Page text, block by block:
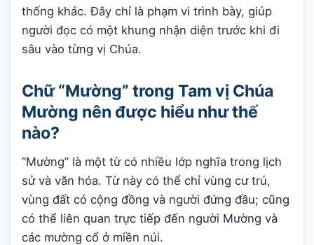
thống khác. Đây chỉ là phạm vi trình bày, giúp
người đọc có một khung nhận diện trước khi đi
sâu vào từng vị Chúa.
Chữ “Mường” trong Tam vị Chúa
Mường nên được hiểu như thế
nào?
“Mường” là một từ có nhiều lớp nghĩa trong lịch
sử và văn hóa. Từ này có thể chỉ vùng cư trú,
vùng đất có cộng đồng và người đứng đầu; cũng
có thể liên quan trực tiếp đến người Mường và
các mường cổ ở miền núi.